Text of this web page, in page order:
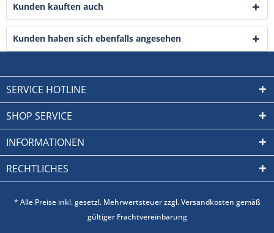
Kunden kauften auch
Kunden haben sich ebenfalls angesehen
SERVICE HOTLINE
SHOP SERVICE
INFORMATIONEN
RECHTLICHES
* Alle Preise inkl. gesetzl. Mehrwertsteuer zzgl. Versandkosten gemäß
gültiger Frachtvereinbarung